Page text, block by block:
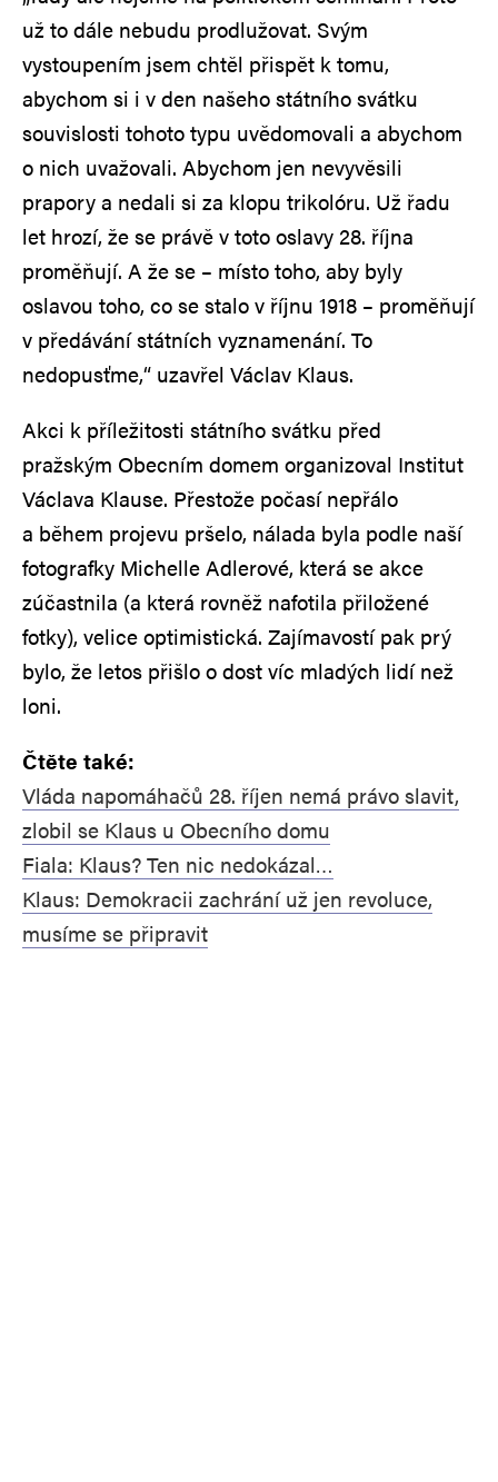
už to dále nebudu prodlužovat. Svým
vystoupením jsem chtěl přispět k tomu,
abychom si i v den našeho státního svátku
souvislosti tohoto typu uvědomovali a abychom
o nich uvažovali. Abychom jen nevyvěsili
prapory a nedali si za klopu trikolóru. Už řadu
let hrozí, že se právě v toto oslavy 28. října
proměňují. A že se – místo toho, aby byly
oslavou toho, co se stalo v říjnu 1918 – proměňují
v předávání státních vyznamenání. To
nedopusťme,“ uzavřel Václav Klaus.
Akci k příležitosti státního svátku před
pražským Obecním domem organizoval Institut
Václava Klause. Přestože počasí nepřálo
a během projevu pršelo, nálada byla podle naší
fotografky Michelle Adlerové, která se akce
zúčastnila (a která rovněž nafotila přiložené
fotky), velice optimistická. Zajímavostí pak prý
bylo, že letos přišlo o dost víc mladých lidí než
loni.
Čtěte také:
Vláda napomáhačů 28. říjen nemá právo slavit,
zlobil se Klaus u Obecního domu
Fiala: Klaus? Ten nic nedokázal…
Klaus: Demokracii zachrání už jen revoluce,
musíme se připravit